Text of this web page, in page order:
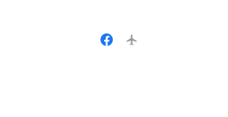
airplanemode_active